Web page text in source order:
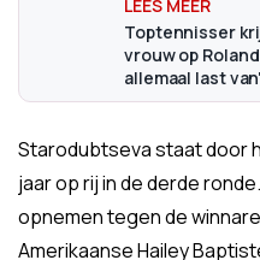
Toptennisser
vrouw op
allemaal last van'
Starodubtseva staat door
jaar op rij in de derde
opnemen tegen de
Amerikaanse Hailey